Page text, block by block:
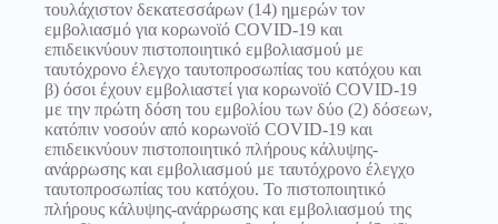
τουλάχιστον δεκατεσσάρων (14) ημερών τον
εμβολιασμό για κορωνοϊό COVID-19 και
επιδεικνύουν πιστοποιητικό εμβολιασμού με
ταυτόχρονο έλεγχο ταυτοπροσωπίας του κατόχου και
β) όσοι έχουν εμβολιαστεί για κορωνοϊό COVID-19
με την πρώτη δόση του εμβολίου των δύο (2) δόσεων,
κατόπιν νοσούν από κορωνοϊό COVID-19 και
επιδεικνύουν πιστοποιητικό πλήρους κάλυψης-
ανάρρωσης και εμβολιασμού με ταυτόχρονο έλεγχο
ταυτοπροσωπίας του κατόχου. Το πιστοποιητικό
πλήρους κάλυψης-ανάρρωσης και εμβολιασμού της